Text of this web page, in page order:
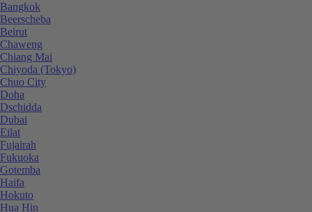
Bangkok
Beerscheba
Beirut
Chaweng
Chiang Mai
Chiyoda (Tokyo)
Chuo City
Doha
Dschidda
Dubai
Eilat
Fujairah
Fukuoka
Gotemba
Haifa
Hokuto
Hua Hin